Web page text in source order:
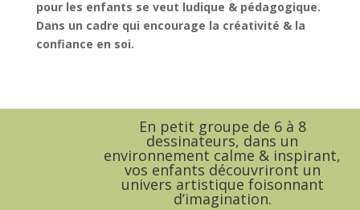
pour les enfants se veut ludique & pédagogique.
Dans un cadre qui encourage la créativité & la
confiance en soi.
En petit groupe de 6 à 8
dessinateurs, dans un
environnement calme & inspirant,
vos enfants découvriront un
univers artistique foisonnant
d’imagination.